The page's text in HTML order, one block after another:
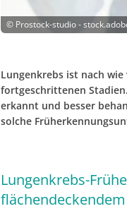
© Prostock-studio -
Lungenkrebs ist nach
fortgeschrittenen
erkannt und besser
solche
Lungenkrebs-